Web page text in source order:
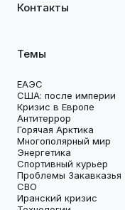
Контакты
Темы
ЕАЭС
США: после империи
Кризис в Европе
Антитеррор
Горячая Арктика
Многополярный мир
Энергетика
Спортивный курьер
Проблемы Закавказья
СВО
Иранский кризис